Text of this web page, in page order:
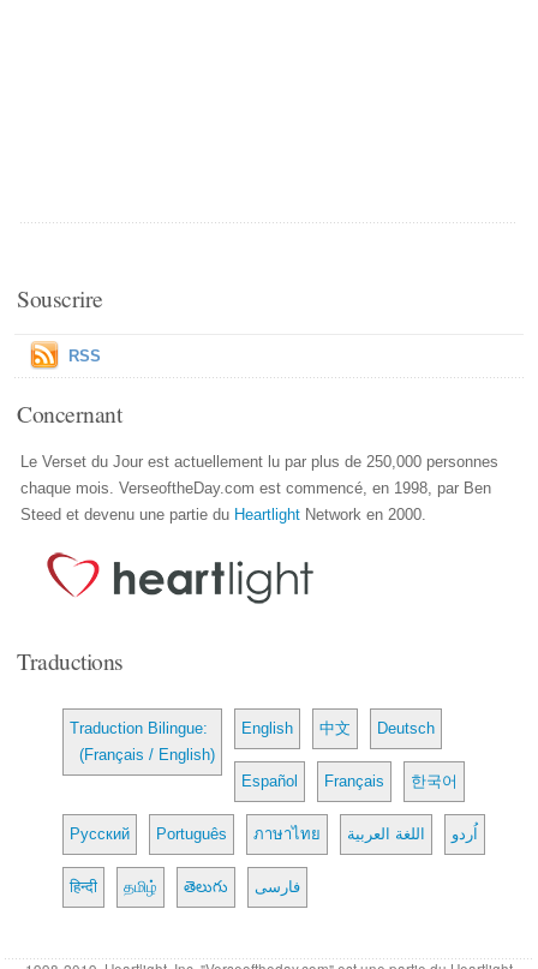
Souscrire
RSS
Concernant
Le Verset du Jour est actuellement lu par plus de 250,000 personnes
chaque mois. VerseoftheDay.com est commencé, en 1998, par Ben
Steed et devenu une partie du Heartlight Network en 2000.
Traductions
Traduction Bilingue:
(Français / English)
English 中文 Deutsch
Español Français 한국어
Русский Português ภาษาไทย اللغة العربية اُردو
हिन्दी தமிழ் తెలుగు فارسی